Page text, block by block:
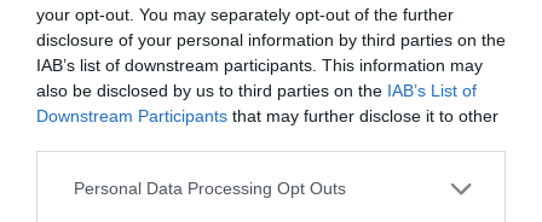
your opt-out. You may separately opt-out of the further
disclosure of your personal information by third parties on the
IAB’s list of downstream participants. This information may
also be disclosed by us to third parties on the IAB’s List of
Downstream Participants that may further disclose it to other
Personal Data Processing Opt Outs